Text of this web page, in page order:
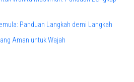
Panduan Langkah demi Langkah
Aman untuk Wajah